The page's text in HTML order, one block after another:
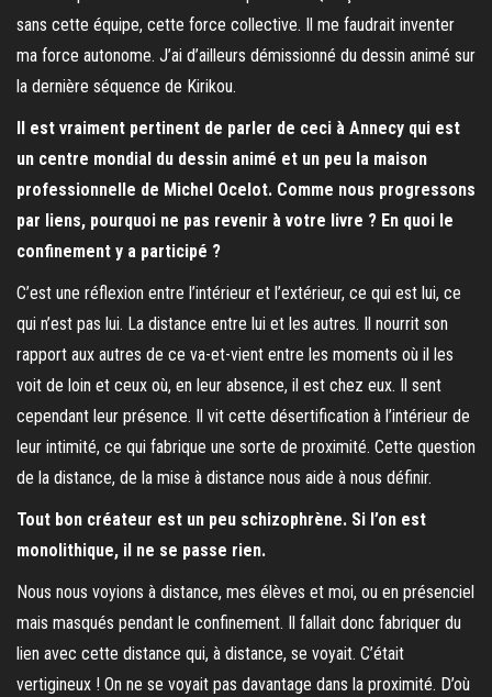
sans cette équipe, cette force collective. Il me faudrait inventer
ma force autonome. J’ai d’ailleurs démissionné du dessin animé sur
la dernière séquence de Kirikou.
Il est vraiment pertinent de parler de ceci à Annecy qui est
un centre mondial du dessin animé et un peu la maison
professionnelle de Michel Ocelot. Comme nous progressons
par liens, pourquoi ne pas revenir à votre livre ? En quoi le
confinement y a participé ?
C’est une réflexion entre l’intérieur et l’extérieur, ce qui est lui, ce
qui n’est pas lui. La distance entre lui et les autres. Il nourrit son
rapport aux autres de ce va-et-vient entre les moments où il les
voit de loin et ceux où, en leur absence, il est chez eux. Il sent
cependant leur présence. Il vit cette désertification à l’intérieur de
leur intimité, ce qui fabrique une sorte de proximité. Cette question
de la distance, de la mise à distance nous aide à nous définir.
Tout bon créateur est un peu schizophrène. Si l’on est
monolithique, il ne se passe rien.
Nous nous voyions à distance, mes élèves et moi, ou en présenciel
mais masqués pendant le confinement. Il fallait donc fabriquer du
lien avec cette distance qui, à distance, se voyait. C’était
vertigineux ! On ne se voyait pas davantage dans la proximité. D’où